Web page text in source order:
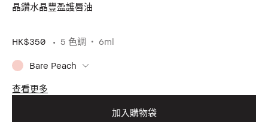
晶鑽水晶豐盈護唇油
HK$350 5 色調 6ml
Bare Peach
查看更多
加入購物袋